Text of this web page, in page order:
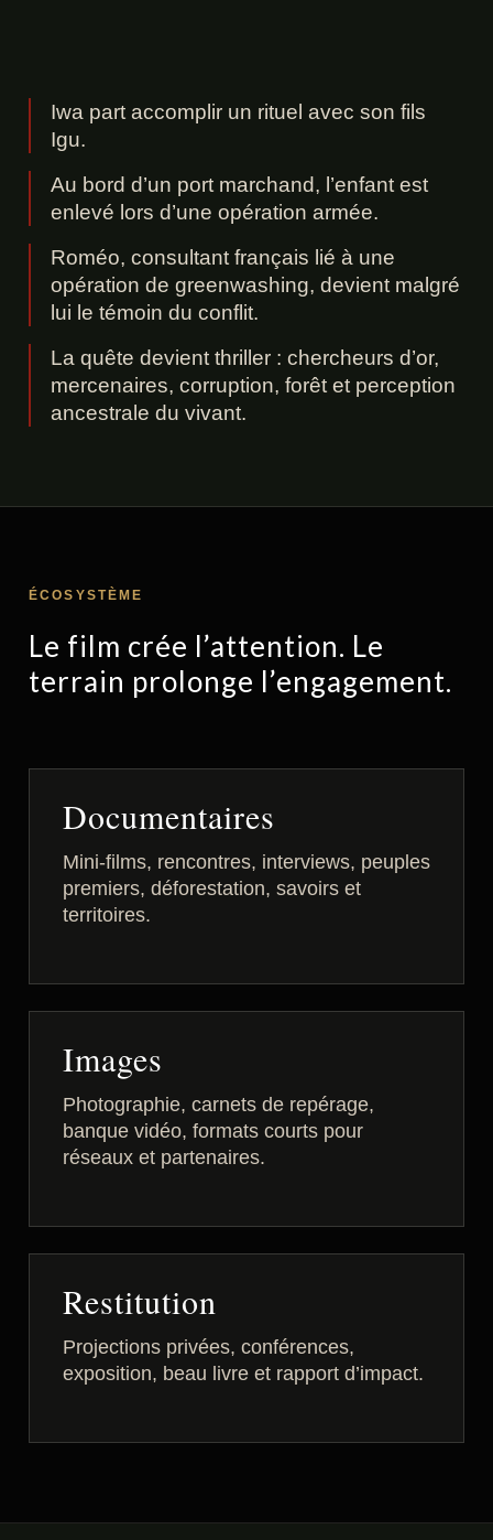
Iwa part accomplir un rituel avec son fils
Igu.
Au bord d’un port marchand, l’enfant est
enlevé lors d’une opération armée.
Roméo, consultant français lié à une
opération de greenwashing, devient malgré
lui le témoin du conflit.
La quête devient thriller : chercheurs d’or,
mercenaires, corruption, forêt et perception
ancestrale du vivant.
ÉCOSYSTÈME
Le film crée l’attention. Le
terrain prolonge l’engagement.
Documentaires
Mini-films, rencontres, interviews, peuples
premiers, déforestation, savoirs et
territoires.
Images
Photographie, carnets de repérage,
banque vidéo, formats courts pour
réseaux et partenaires.
Restitution
Projections privées, conférences,
exposition, beau livre et rapport d’impact.